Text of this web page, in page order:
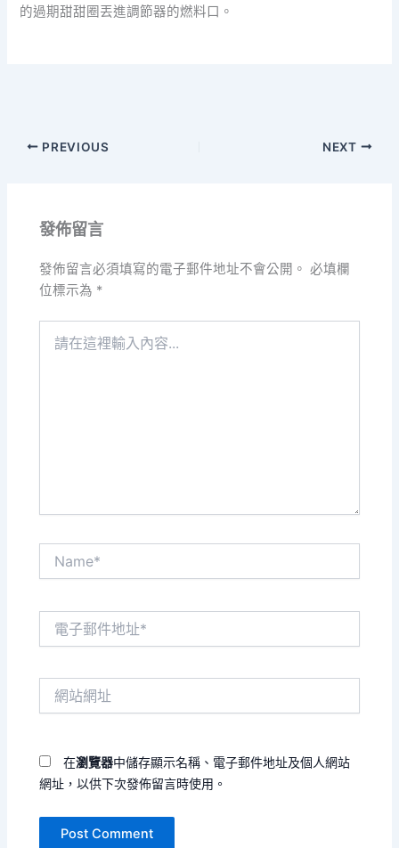
的過期甜甜圈丟進調節器的燃料口。
PREVIOUS NEXT
發佈留言
發佈留言必須填寫的電子郵件地址不會公開。 必填欄
位標示為 *
在瀏覽器中儲存顯示名稱、電子郵件地址及個人網站
網址，以供下次發佈留言時使用。